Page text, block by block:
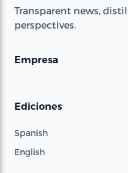
Transparent news,
perspectives.
Empresa
Ediciones
Spanish
English